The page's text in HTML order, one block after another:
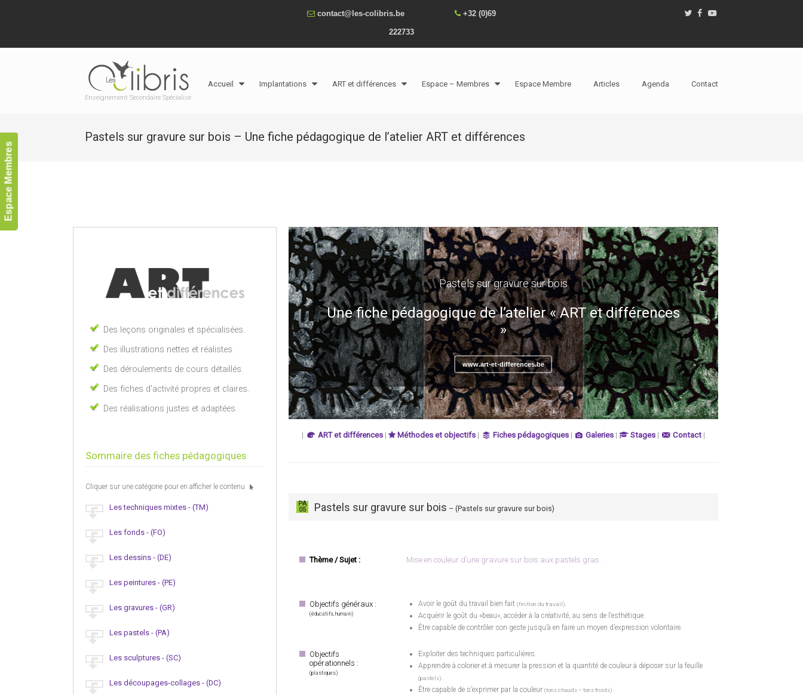
Espace Membres
contact@les-colibris.be +32 (0)69
222733
Enseignement Secondaire Spécialisé
Accueil Implantations ART et différences Espace – Membres Espace Membre Articles Agenda Contact
Pastels sur gravure sur bois – Une fiche pédagogique de l’atelier ART et différences
Pastels sur gravure sur bois
Une fiche pédagogique de l’atelier « ART et différences
»
www.art-et-differences.be
| ART et différences | Méthodes et objectifs | Fiches pédagogiques| Galeries| Stages| Contact |
PA
05 Pastels sur gravure sur bois – (Pastels sur gravure sur bois)
Thème / Sujet : Mise en couleur d’une gravure sur bois aux pastels gras.
Objectifs généraux :
(éducatifs, humain)
Avoir le goût du travail bien fait (finition du travail).
Acquérir le goût du «beau», accéder à la créativité, au sens de l’esthétique.
Être capable de contrôler son geste jusqu’à en faire un moyen d’expression volontaire.
Objectifs
opérationnels :
(plastiques)
Exploiter des techniques particulières.
Apprendre à colorier et à mesurer la pression et la quantité de couleur à déposer sur la feuille
(pastels).
Être capable de s’exprimer par la couleur (tons chauds – tons froids).
Des leçons originales et spécialisées.
Des illustrations nettes et réalistes.
Des déroulements de cours détaillés.
Des fiches d'activité propres et claires.
Des réalisations justes et adaptées.
Sommaire des fiches pédagogiques
Cliquer sur une catégorie pour en afficher le contenu
Les techniques mixtes - (TM)
Les fonds - (FO)
Les dessins - (DE)
Les peintures - (PE)
Les gravures - (GR)
Les pastels - (PA)
Les sculptures - (SC)
Les découpages-collages - (DC)